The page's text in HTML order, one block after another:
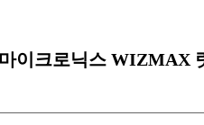
이크로닉스 WIZMAX